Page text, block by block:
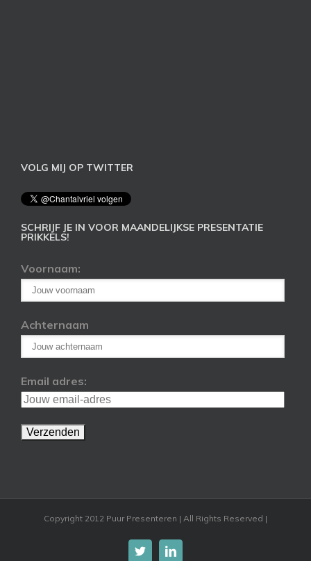
VOLG MIJ OP TWITTER
SCHRIJF JE IN VOOR MAANDELIJKSE PRESENTATIE
PRIKKELS!
Voornaam:
Achternaam
Email adres:
Copyright 2012 Puur Presenteren | All Rights Reserved |